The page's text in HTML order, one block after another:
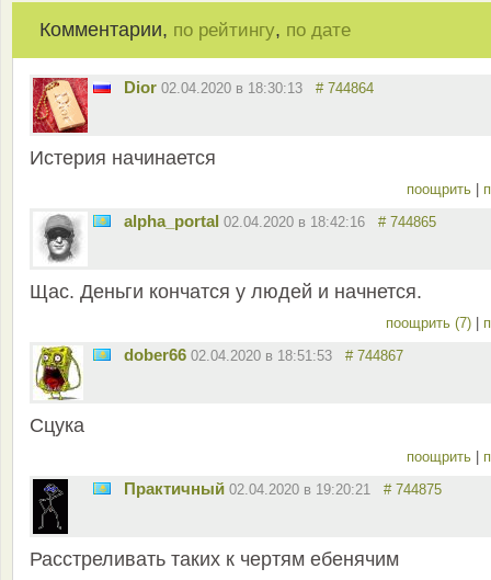
Комментарии, по рейтингу, по дате
Dior 02.04.2020 в 18:30:13 # 744864
Истерия начинается
поощрить
alpha_portal 02.04.2020 в 18:42:16 # 744865
Щас. Деньги кончатся у людей и начнется.
поощрить (7)
dober66 02.04.2020 в 18:51:53 # 744867
Сцука
поощрить
Практичный 02.04.2020 в 19:20:21 # 744875
Расстреливать таких к чертям ебенячим